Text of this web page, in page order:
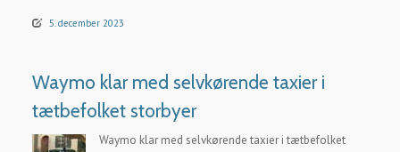
5. december 2023
Waymo klar med selvkørende taxier i
tætbefolket storbyer
Waymo klar med selvkørende taxier i tætbefolket